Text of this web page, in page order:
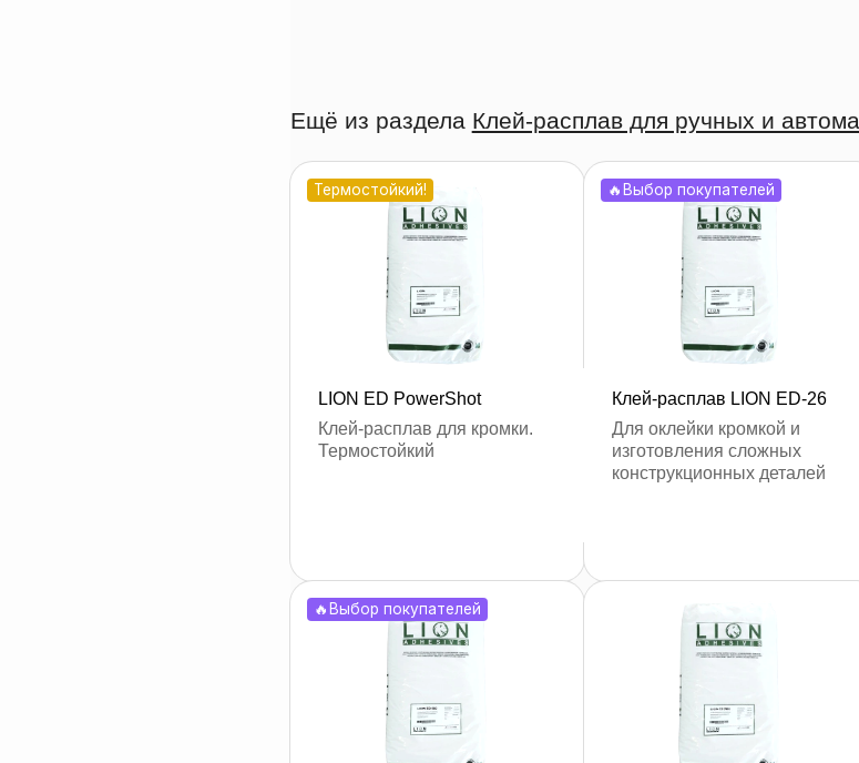
Ещё из раздела Клей-расплав для ручных и
Термостойкий!
LION ED PowerShot
Клей-расплав для кромки.
Термостойкий
оставить заявку
🔥Выбор покупателей
Клей-расплав LION ED-26
Для оклейки кромкой и
изготовления сложных
конструкционных деталей
оставить заявку
🔥Выбор покупателей